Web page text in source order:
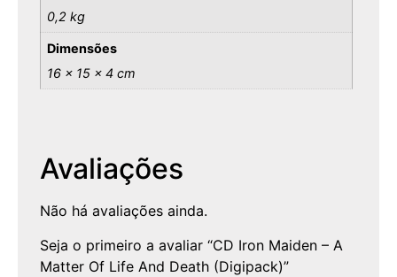
0,2 kg
Dimensões
16 × 15 × 4 cm
Avaliações
Não há avaliações ainda.
Seja o primeiro a avaliar “CD Iron Maiden – A
Matter Of Life And Death (Digipack)”